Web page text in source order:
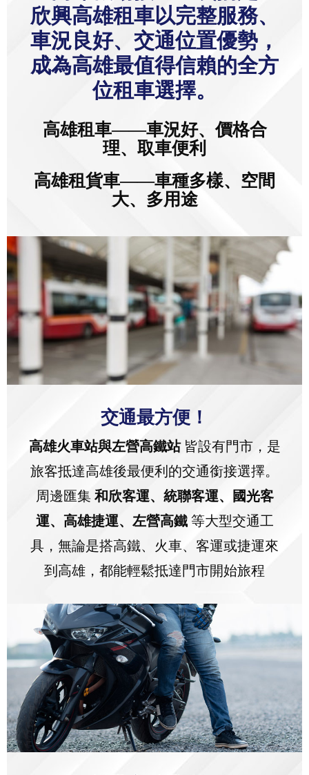
成為高雄最值得信賴的全方
位租車選擇。
高雄租車——車況好、價格合
理、取車便利
高雄租貨車——車種多樣、空間
大、多用途
交通最方便！
旅客抵達高雄後最便利的交通銜接選擇。
周邊匯集和欣客運、統聯客運、國光客
運、高雄捷運、左營高鐵等大型交通工
具，無論是搭高鐵、火車、客運或捷運來
到高雄，都能輕鬆抵達門市開始旅程
滿足客戶需求！